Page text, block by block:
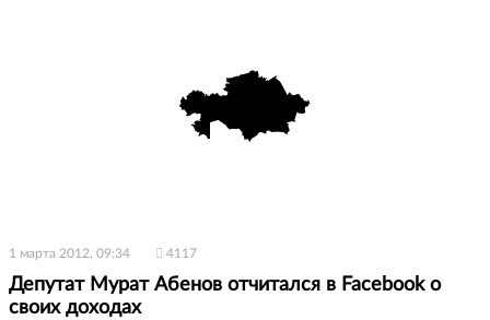
1 марта 2012, 09:34 4117
Депутат Мурат Абенов отчитался в Facebook о
своих доходах